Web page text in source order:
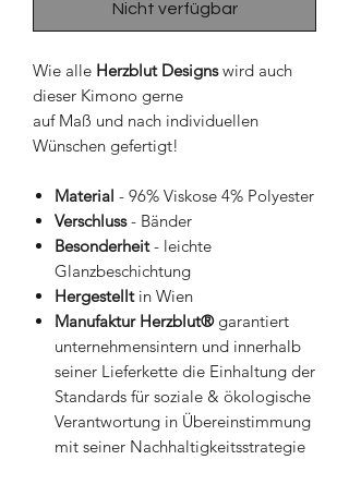
Nicht verfügbar
Wie alle Herzblut Designswird auch
dieser Kimono gerne
auf Maß und nach individuellen
Wünschen gefertigt!
Material - 96% Viskose 4% Polyester
Verschluss- Bänder
Besonderheit- leichte
Glanzbeschichtung
Hergestelltin Wien
Manufaktur Herzblut®garantiert
unternehmensintern und innerhalb
seiner Lieferkette die Einhaltung der
Standards für soziale & ökologische
Verantwortung in Übereinstimmung
mit seiner Nachhaltigkeitsstrategie